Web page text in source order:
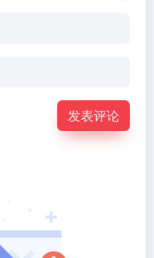
发表评论